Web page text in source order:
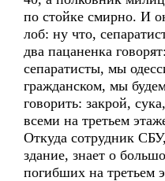
по стойке смирно. И
лоб: ну что,
два пацаненка
сепаратисты, мы
гражданском, мы
говорить: закрой,
всеми на третьем
Откуда сотрудник
здание, знает о
погибших на третьем